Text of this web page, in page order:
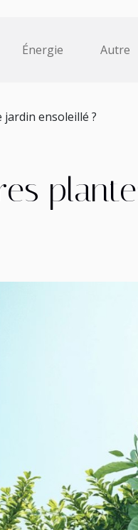
Énergie Autre
ensoleillé ?